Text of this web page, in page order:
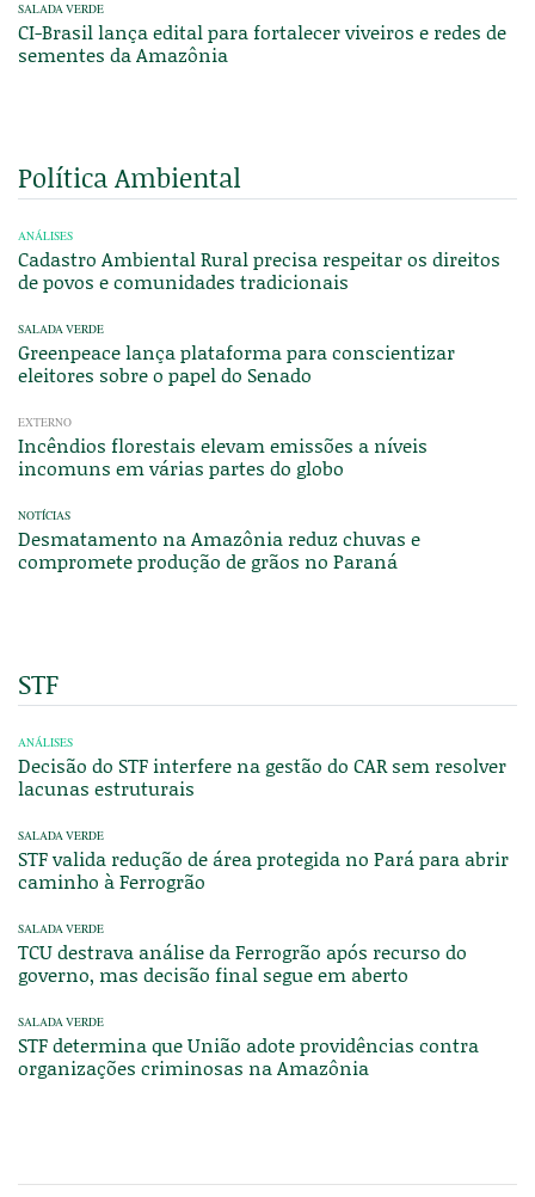
SALADA VERDE
CI-Brasil lança edital para fortalecer viveiros e redes de
sementes da Amazônia
Política Ambiental
ANÁLISES
Cadastro Ambiental Rural precisa respeitar os direitos
de povos e comunidades tradicionais
SALADA VERDE
Greenpeace lança plataforma para conscientizar
eleitores sobre o papel do Senado
EXTERNO
Incêndios florestais elevam emissões a níveis
incomuns em várias partes do globo
NOTÍCIAS
Desmatamento na Amazônia reduz chuvas e
compromete produção de grãos no Paraná
STF
ANÁLISES
Decisão do STF interfere na gestão do CAR sem resolver
lacunas estruturais
SALADA VERDE
STF valida redução de área protegida no Pará para abrir
caminho à Ferrogrão
SALADA VERDE
TCU destrava análise da Ferrogrão após recurso do
governo, mas decisão final segue em aberto
SALADA VERDE
STF determina que União adote providências contra
organizações criminosas na Amazônia